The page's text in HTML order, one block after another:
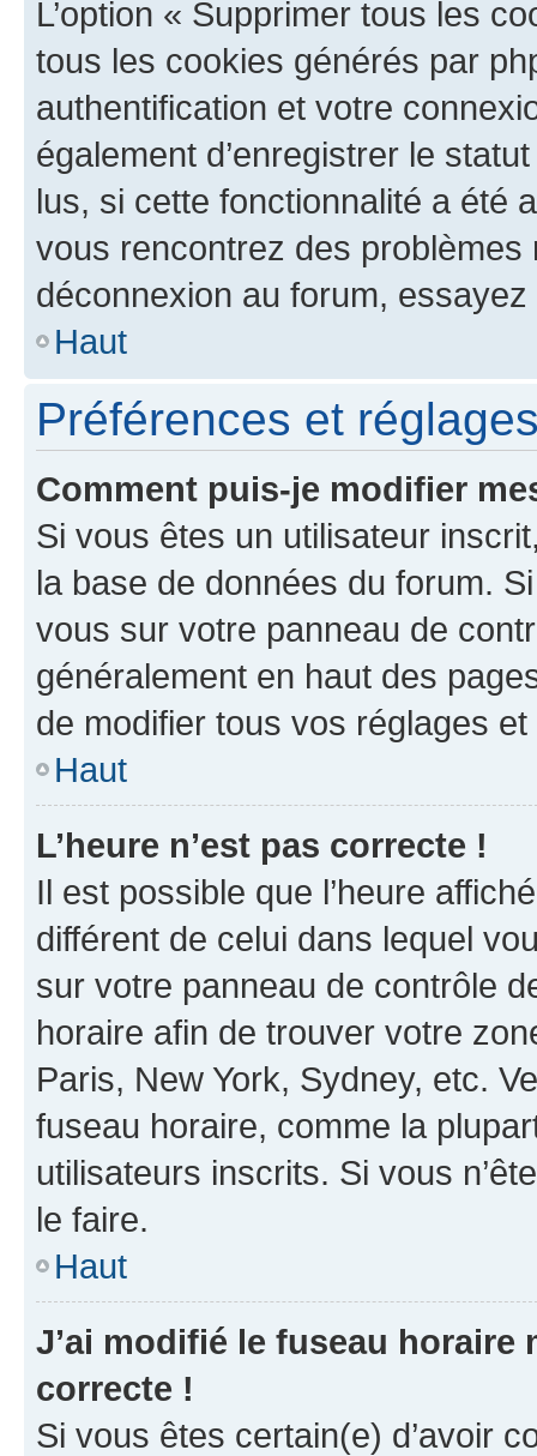
L’option « Supprimer tous les
tous les cookies générés par
authentification et votre
également d’enregistrer le
lus, si cette fonctionnalité a été
vous rencontrez des
déconnexion au forum,
Haut
Préférences et
Comment puis-je modifier
Si vous êtes un utilisateur
la base de données du forum.
vous sur votre panneau de
généralement en haut des
de modifier tous vos réglages
Haut
L’heure n’est pas correcte !
Il est possible que l’heure
différent de celui dans lequel
sur votre panneau de contrôle
horaire afin de trouver votre
Paris, New York, Sydney, etc.
fuseau horaire, comme la
utilisateurs inscrits. Si vous
le faire.
Haut
J’ai modifié le fuseau horaire
correcte !
Si vous êtes certain(e) d’avoir